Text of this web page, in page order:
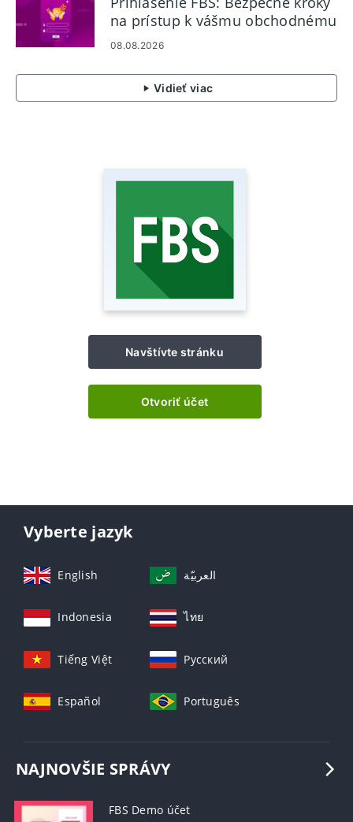
na prístup k vášmu obchodnému
účtu
08.08.2026
Vidieť viac
Navštívte stránku
Otvoriť účet
Vyberte jazyk
English العربيّة
Indonesia ไทย
Tiếng Việt Русский
Español Português
NAJNOVŠIE SPRÁVY
FBS Demo účet